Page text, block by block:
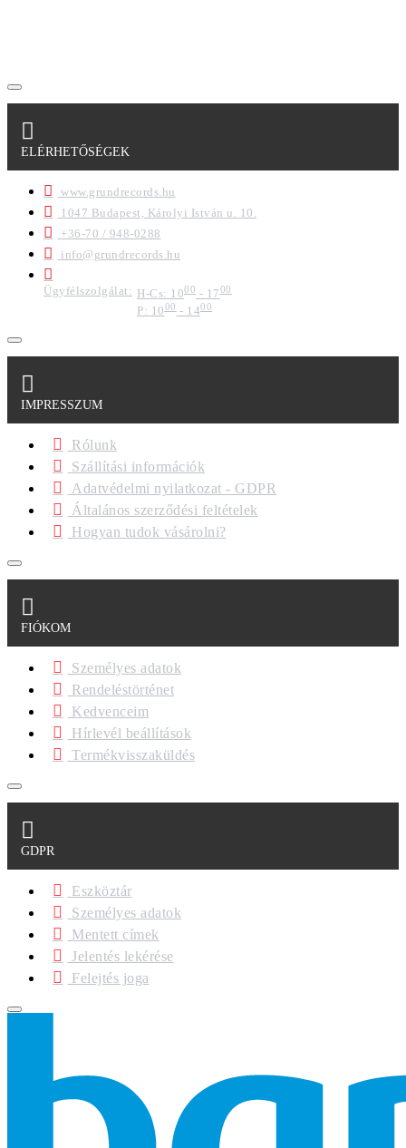
ELÉRHETŐSÉGEK
www.grundrecords.hu
1047 Budapest, Károlyi István u. 10.
+36-70 / 948-0288
info@grundrecords.hu
Ügyfélszolgálat: H-Cs: 1000 - 1700
P: 1000- 1400
IMPRESSZUM
Rólunk
Szállítási információk
Adatvédelmi nyilatkozat - GDPR
Általános szerződési feltételek
Hogyan tudok vásárolni?
FIÓKOM
Személyes adatok
Rendeléstörténet
Kedvenceim
Hírlevél beállítások
Termékvisszaküldés
GDPR
Eszköztár
Személyes adatok
Mentett címek
Jelentés lekérése
Felejtés joga